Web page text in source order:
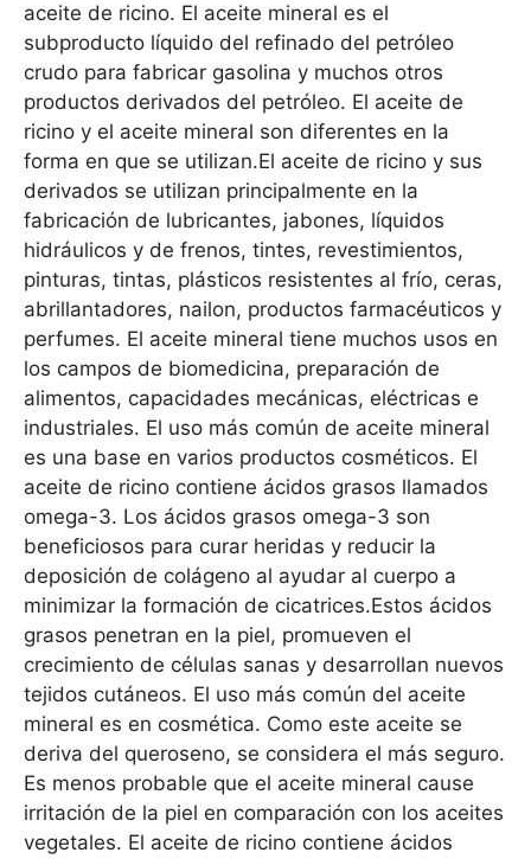
aceite de ricino. El aceite mineral es el
subproducto líquido del refinado del petróleo
crudo para fabricar gasolina y muchos otros
productos derivados del petróleo. El aceite de
ricino y el aceite mineral son diferentes en la
forma en que se utilizan.El aceite de ricino y sus
derivados se utilizan principalmente en la
fabricación de lubricantes, jabones, líquidos
hidráulicos y de frenos, tintes, revestimientos,
pinturas, tintas, plásticos resistentes al frío, ceras,
abrillantadores, nailon, productos farmacéuticos y
perfumes. El aceite mineral tiene muchos usos en
los campos de biomedicina, preparación de
alimentos, capacidades mecánicas, eléctricas e
industriales. El uso más común de aceite mineral
es una base en varios productos cosméticos. El
aceite de ricino contiene ácidos grasos llamados
omega-3. Los ácidos grasos omega-3 son
beneficiosos para curar heridas y reducir la
deposición de colágeno al ayudar al cuerpo a
minimizar la formación de cicatrices.Estos ácidos
grasos penetran en la piel, promueven el
crecimiento de células sanas y desarrollan nuevos
tejidos cutáneos. El uso más común del aceite
mineral es en cosmética. Como este aceite se
deriva del queroseno, se considera el más seguro.
Es menos probable que el aceite mineral cause
irritación de la piel en comparación con los aceites
vegetales. El aceite de ricino contiene ácidos